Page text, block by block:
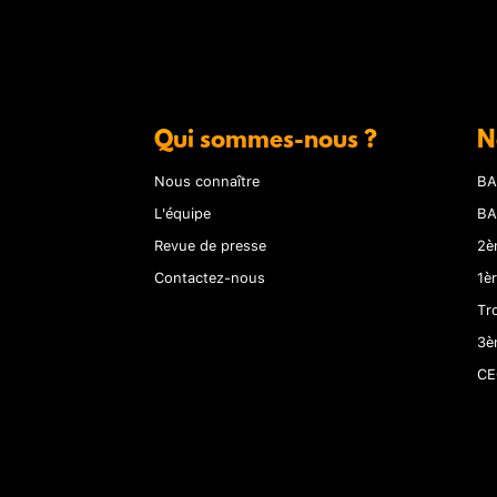
Qui sommes-nous ?
Nous connaître
L'équipe
Revue de presse
Contactez-nous